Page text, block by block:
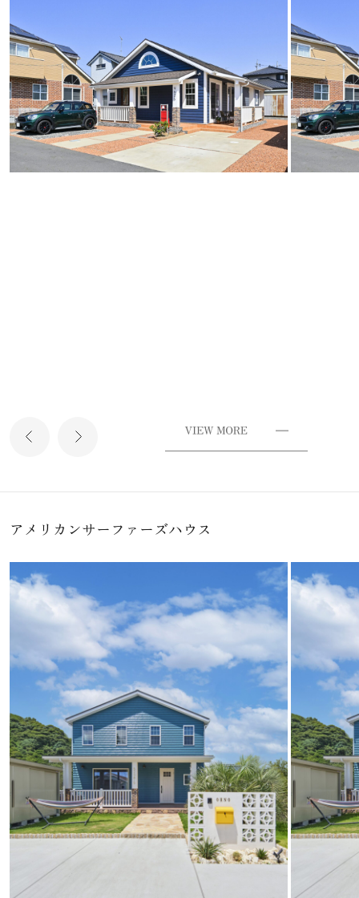
アメリカンサーファーズハウス